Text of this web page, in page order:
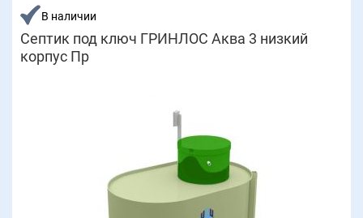
В наличии
Септик под ключ ГРИНЛОС Аква 3 низкий
корпус Пр